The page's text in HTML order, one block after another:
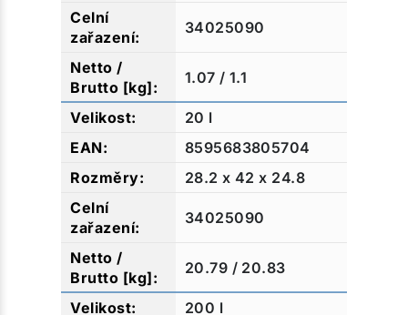
34025090
1.07 / 1.1
20 l
8595683805704
28.2 x 42 x 24.8
34025090
20.79 / 20.83
200 l